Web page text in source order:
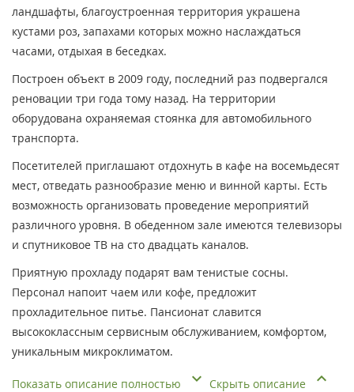
ландшафты, благоустроенная территория украшена
кустами роз, запахами которых можно наслаждаться
часами, отдыхая в беседках.
Построен объект в 2009 году, последний раз подвергался
реновации три года тому назад. На территории
оборудована охраняемая стоянка для автомобильного
транспорта.
Посетителей приглашают отдохнуть в кафе на восемьдесят
мест, отведать разнообразие меню и винной карты. Есть
возможность организовать проведение мероприятий
различного уровня. В обеденном зале имеются телевизоры
и спутниковое ТВ на сто двадцать каналов.
Приятную прохладу подарят вам тенистые сосны.
Персонал напоит чаем или кофе, предложит
прохладительное питье. Пансионат славится
высококлассным сервисным обслуживанием, комфортом,
уникальным микроклиматом.
Показать описание полностью
Скрыть описание